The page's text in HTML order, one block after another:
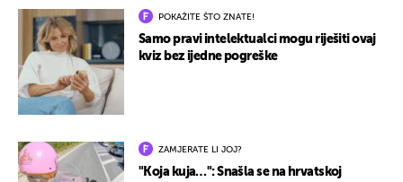
POKAŽITE ŠTO ZNATE!
Samo pravi intelektualci mogu riješiti ovaj
kviz bez ijedne pogreške
ZAMJERATE LI JOJ?
"Koja kuja…": Snašla se na hrvatskoj